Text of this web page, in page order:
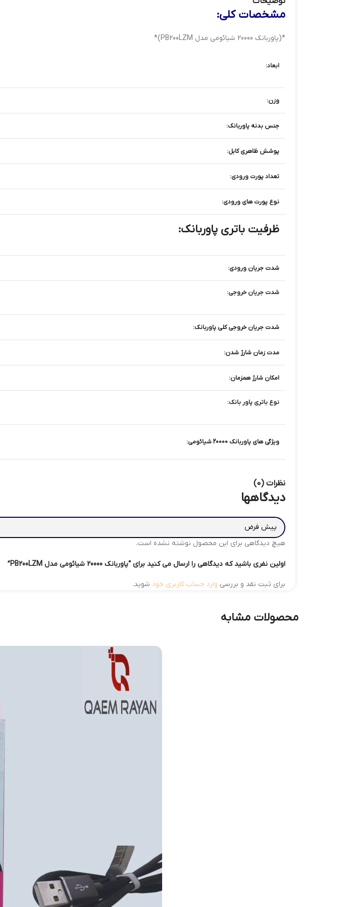
مشخصات کلی:
*(پاوربانک 20000 شیائومی مدل PB200LZM)*
ابعاد:
وزن:
جنس بدنه پاوربانک:
پوشش ظاهری کابل:
تعداد پورت ورودی:
نوع پورت های ورودی:
ظرفیت باتری پاوربانک:
شدت جریان ورودی:
شدت جریان خروجی:
شدت جریان خروجی کلی پاوربانک:
مدت زمان شارژ شدن:
امکان شارژ همزمان:
نوع باتری پاور بانک:
ویژگی های پاوربانک 20000 شیائومی:
نظرات (0)
دیدگاهها
هیچ دیدگاهی برای این محصول نوشته نشده است.
اولین نفری باشید که دیدگاهی را ارسال می کنید برای “پاوربانک 20000 شیائومی مدل PB200LZM”
برای ثبت نقد و بررسی وارد حساب کاربری خود شوید.
محصولات مشابه